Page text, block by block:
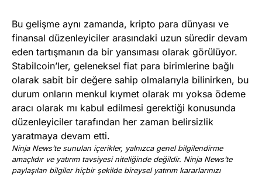
Bu gelişme aynı zamanda, kripto para dünyası ve
finansal düzenleyiciler arasındaki uzun süredir devam
eden tartışmanın da bir yansıması olarak görülüyor.
Stabilcoin’ler, geleneksel fiat para birimlerine bağlı
olarak sabit bir değere sahip olmalarıyla bilinirken, bu
durum onların menkul kıymet olarak mı yoksa ödeme
aracı olarak mı kabul edilmesi gerektiği konusunda
düzenleyiciler tarafından her zaman belirsizlik
yaratmaya devam etti.
Ninja News’te sunulan içerikler, yalnızca genel bilgilendirme
amaçlıdır ve yatırım tavsiyesi niteliğinde değildir. Ninja News’te
paylaşılan bilgiler hiçbir şekilde bireysel yatırım kararlarınızı